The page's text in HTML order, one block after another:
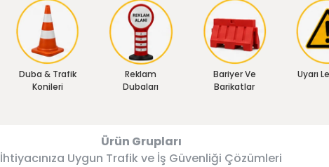
Duba & Trafik
Konileri
Reklam
Dubaları
Bariyer Ve
Barikatlar
Uyarı
Ürün Grupları
İhtiyacınıza Uygun Trafik ve İş Güvenliği Çözümleri